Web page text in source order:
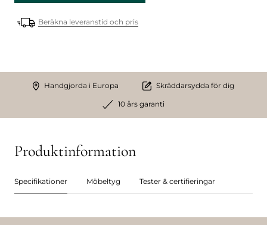
Beräkna leveranstid och pris
Handgjorda i Europa Skräddarsydda för dig
10 års garanti
Produktinformation
Specifikationer Möbeltyg Tester & certifieringar